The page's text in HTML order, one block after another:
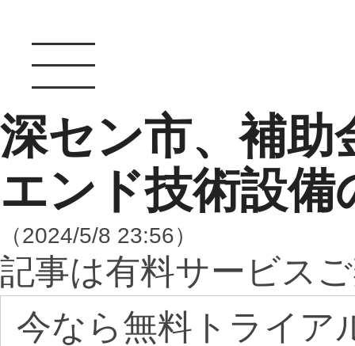
深セン市、補助
エンド技術設備
（2024/5/8 23:56）
記事は有料サービス
今なら無料トライア